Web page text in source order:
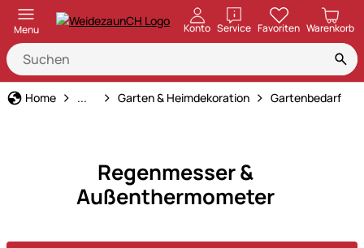
Menu Konto ServiceöffnenFavoriten Warenkorb
Home Haus und Hof
... Garten & Heimdekoration Gartenbedarf
Regenmesser &
Außenthermometer